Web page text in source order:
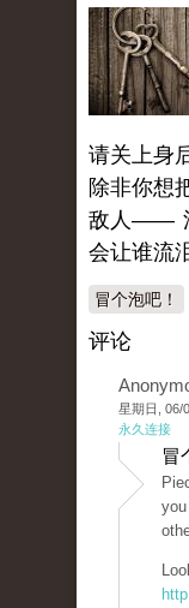
请关上身
除非你想
敌人——
会让谁流
冒个泡吧！
评论
星期日, 06/
永久连接
冒